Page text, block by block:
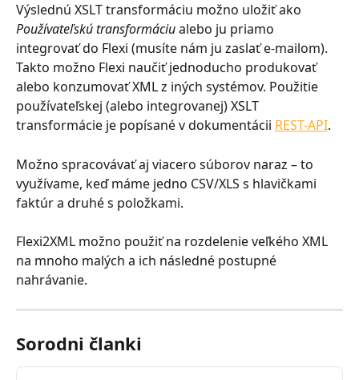
Výslednú XSLT transformáciu možno uložiť ako
Používateľskú transformáciu alebo ju priamo
integrovať do Flexi (musíte nám ju zaslať e-mailom).
Takto možno Flexi naučiť jednoducho produkovať
alebo konzumovať XML z iných systémov. Použitie
používateľskej (alebo integrovanej) XSLT
transformácie je popísané v dokumentácii REST-API.
Možno spracovávať aj viacero súborov naraz – to
využívame, keď máme jedno CSV/XLS s hlavičkami
faktúr a druhé s položkami.
Flexi2XML možno použiť na rozdelenie veľkého XML
na mnoho malých a ich následné postupné
nahrávanie.
Sorodni članki